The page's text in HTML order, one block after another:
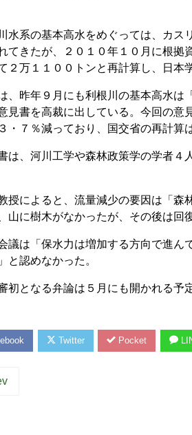
水系の基本高水をめぐっては、カス
てきたが、２０１０年１０月に根
２万１１００トンと再計算し、日本
、昨年９月にも利根川の基本高水は
見書を高裁に出している。今回の意
・７％減っており、国交省の再計算
は、河川工学や森林政策学の学者４
授によると、流量減少の要因は「森
山に樹木がなかったが、その後は回
議は「保水力は増加する方向で進ん
と認めなかった。
初となる弁論は５月にも開かれる予
Twitter Pocket